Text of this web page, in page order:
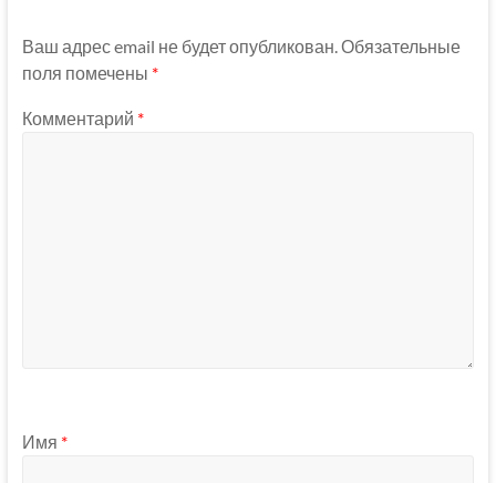
Ваш адрес email не будет опубликован. Обязательные
поля помечены *
Комментарий *
Имя *